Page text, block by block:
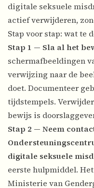
digitale seksuele
actief verwijderen,
Stap voor stap: wat te
Stap 1 — Sla al het
schermafbeeldingen
verwijzing naar de
doet. Documenteer
tijdstempels.
bewijs is
Stap 2 — Neem
digitale seksuele
eerste hulpmiddel.
Ministerie van